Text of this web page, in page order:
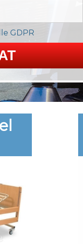
GDPR